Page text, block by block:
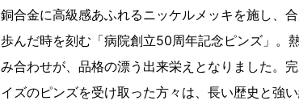
銅合金に高級感あふれるニッケルメッキを施し、
歩んだ時を刻む「病院創立50周年記念ピンズ」。
み合わせが、品格の漂う出来栄えとなりました。
イズのピンズを受け取った方々は、長い歴史と強